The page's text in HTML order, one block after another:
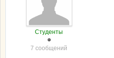
Студенты
7 сообщений